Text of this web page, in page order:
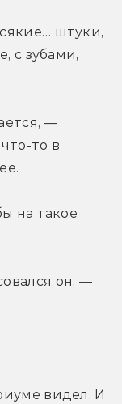
штуки,
с зубами,
—
то в
на такое
он. —
видел. И